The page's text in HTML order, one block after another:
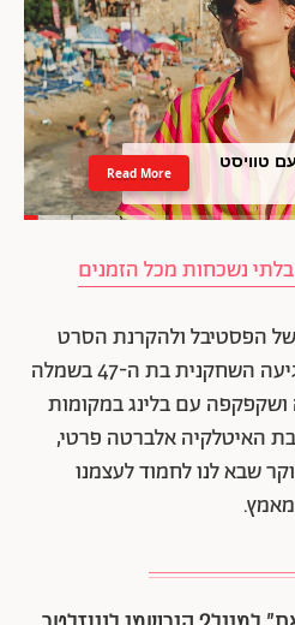
פסים עם טוויסט
Read More
הפסטיבל ולהקרנת הסרט
"Final Cut (Coupez!)" הגיעה השחקנית בת ה-47 בשמלה
ושקפקפה עם בלינג במקומות
האיטלקיה אלברטה פרטי,
שבא לנו לחמוד לעצמנו